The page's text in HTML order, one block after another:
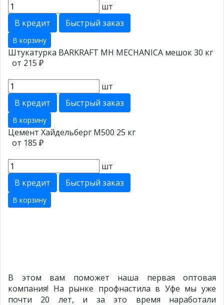
шт
В кредит
Быстрый заказ
В корзину
Штукатурка BARKRAFT MH MECHANICA мешок 30 кг
от 215 ₽
шт
В кредит
Быстрый заказ
В корзину
Цемент Хайдельберг М500 25 кг
от 185 ₽
шт
В кредит
Быстрый заказ
В корзину
В этом вам поможет наша первая оптовая
компания! На рынке профнастила в Уфе мы уже
почти 20 лет, и за это время наработали